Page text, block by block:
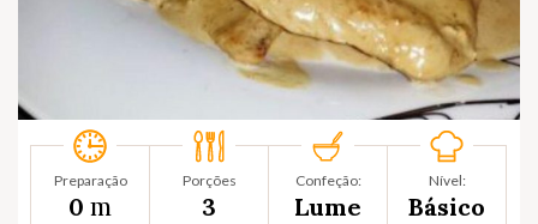
Preparação
0 m
Porções
3
Confeção:
Lume
Nível:
Básico